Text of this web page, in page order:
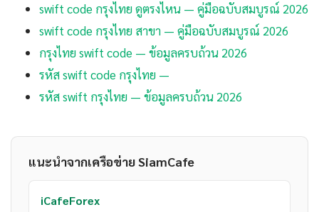
swift code กรุงไทย ดูตรงไหน — คู่มือฉบับสมบูรณ์ 2026
swift code กรุงไทย สาขา — คู่มือฉบับสมบูรณ์ 2026
กรุงไทย swift code — ข้อมูลครบถ้วน 2026
รหัส swift code กรุงไทย —
รหัส swift กรุงไทย — ข้อมูลครบถ้วน 2026
แนะนำจากเครือข่าย SiamCafe
iCafeForex